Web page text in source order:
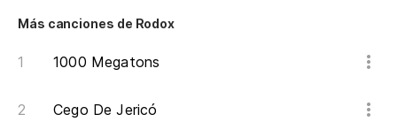
Más canciones de Rodox
1000 Megatons
Cego De Jericó